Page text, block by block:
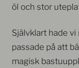
öl och stor
Självklart hade vi
passade på att
magisk